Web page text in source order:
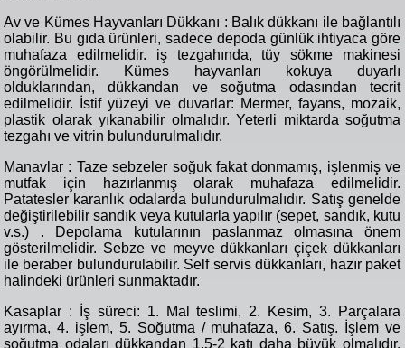
Av ve Kümes Hayvanları Dükkanı : Balık dükkanı ile bağlantılı
olabilir. Bu gıda ürünleri, sadece depoda günlük ihtiyaca göre
muhafaza edilmelidir. iş tezgahında, tüy sökme makinesi
öngörülmelidir. Kümes hayvanları kokuya duyarlı
olduklarından, dükkandan ve soğutma odasından tecrit
edilmelidir. İstif yüzeyi ve duvarlar: Mermer, fayans, mozaik,
plastik olarak yıkanabilir olmalıdır. Yeterli miktarda soğutma
tezgahı ve vitrin bulundurulmalıdır.
Manavlar : Taze sebzeler soğuk fakat donmamış, işlenmiş ve
mutfak için hazırlanmış olarak muhafaza edilmelidir.
Patatesler karanlık odalarda bulundurulmalıdır. Satış genelde
değiştirilebilir sandık veya kutularla yapılır (sepet, sandık, kutu
v.s.) . Depolama kutularının paslanmaz olmasına önem
gösterilmelidir. Sebze ve meyve dükkanları çiçek dükkanları
ile beraber bulundurulabilir. Self servis dükkanları, hazır paket
halindeki ürünleri sunmaktadır.
Kasaplar : İş süreci: 1. Mal teslimi, 2. Kesim, 3. Parçalara
ayırma, 4. işlem, 5. Soğutma / muhafaza, 6. Satış. İşlem ve
soğutma odaları dükkandan 1,5-2 katı daha büyük olmalıdır.